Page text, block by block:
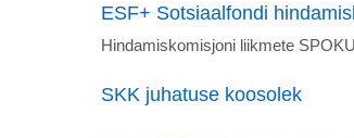
ESF+ Sotsiaalfondi
Hindamiskomisjoni liikmete
SKK juhatuse koosolek